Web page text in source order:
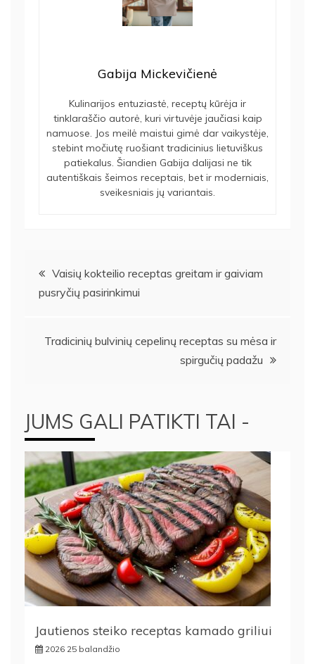
Gabija Mickevičienė
Kulinarijos entuziastė, receptų kūrėja ir
tinklaraščio autorė, kuri virtuvėje jaučiasi kaip
namuose. Jos meilė maistui gimė dar vaikystėje,
stebint močiutę ruošiant tradicinius lietuviškus
patiekalus. Šiandien Gabija dalijasi ne tik
autentiškais šeimos receptais, bet ir moderniais,
sveikesniais jų variantais.
Navigacija
tarp
įrašų
Vaisių kokteilio receptas greitam ir gaiviam
pusryčių pasirinkimui
Tradicinių bulvinių cepelinų receptas su mėsa ir
spirgučių padažu
JUMS GALI PATIKTI TAI -
Jautienos steiko receptas kamado griliui
2026 25 balandžio